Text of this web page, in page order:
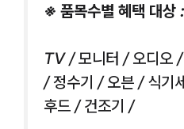
※ 품목수별 혜택 대상 :
TV / 모니터 / 오디오
/ 정수기 / 오븐 / 식기
후드 / 건조기 /